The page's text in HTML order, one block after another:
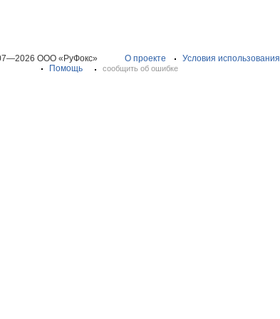
ООО «РуФокс» О проекте Условия использования
Помощь
сообщить об ошибке